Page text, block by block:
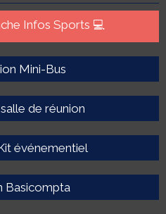
Infos Sports 💻
Mini-Bus
de réunion
événementiel
Basicompta